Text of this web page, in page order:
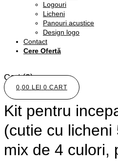
Logouri
Licheni
Panouri acustice
Design logo
Contact
Cere Ofertă
Cart (0)
0,00 LEI 0 CART
Kit pentru
(cutie cu licheni
mix de 4 culori,